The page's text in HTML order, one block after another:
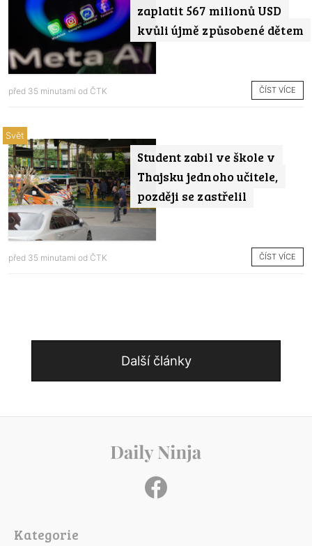
zaplatit 567 milionů USD
kvůli újmě způsobené dětem
před 35 minutami od ČTK ČÍST VÍCE
Student zabil ve škole v
Thajsku jednoho učitele,
později se zastřelil
Svět
před 35 minutami od ČTK ČÍST VÍCE
Další články
Kategorie